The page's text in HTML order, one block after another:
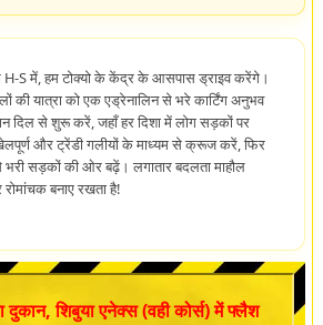
S में, हम टोक्यो के केंद्र के आसपास ड्राइव करेंगे।
की यात्रा को एक एड्रेनालिन से भरे कार्टिंग अनुभव
दिल से शुरू करें, जहाँ हर दिशा में लोग सड़कों पर
और ट्रेंडी गलीयों के माध्यम से क्रूज करें, फिर
सड़कों की ओर बढ़ें। लगातार बदलता माहौल
बनाए रखता है!
दुकान, शिबुया एनेक्स (वही कोर्स) में फ्लैश